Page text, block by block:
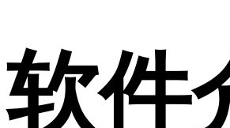
软件